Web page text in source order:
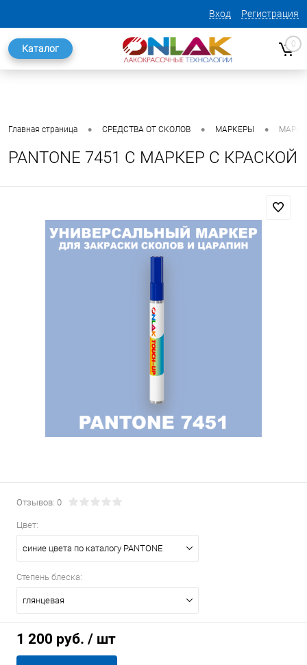
Вход Регистрация
Каталог 0
Главная страница • СРЕДСТВА ОТ СКОЛОВ • МАРКЕРЫ •
PANTONE 7451 C МАРКЕР С КРАСКОЙ
Отзывов: 0
Цвет:
синие цвета по каталогу PANTONE
Степень блеска:
глянцевая
1 200 руб. / шт